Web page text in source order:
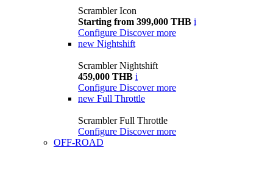
Scrambler Icon
Starting from 399,000 THB i
Configure Discover more
new Nightshift
Scrambler Nightshift
459,000 THB i
Configure Discover more
new Full Throttle
Scrambler Full Throttle
Configure Discover more
OFF-ROAD